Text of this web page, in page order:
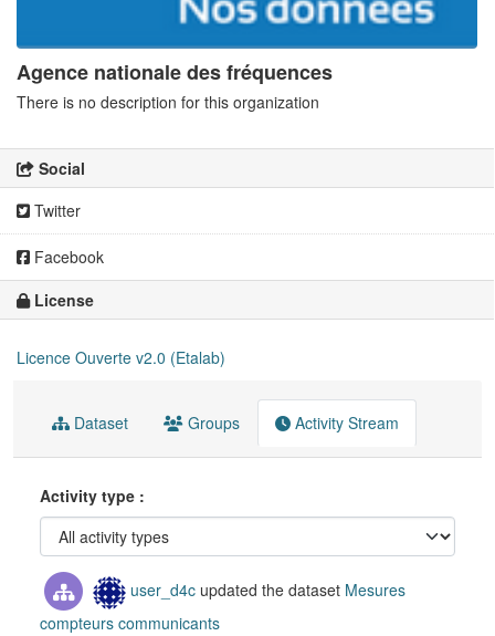
Agence nationale des fréquences
There is no description for this organization
Social
Twitter
Facebook
License
Licence Ouverte v2.0 (Etalab)
Dataset Groups Activity Stream
Activity type
user_d4c updated the dataset Mesures
compteurs communicants